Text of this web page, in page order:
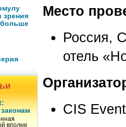
зрения
больше
вполне
Место
Россия,
отель
CIS